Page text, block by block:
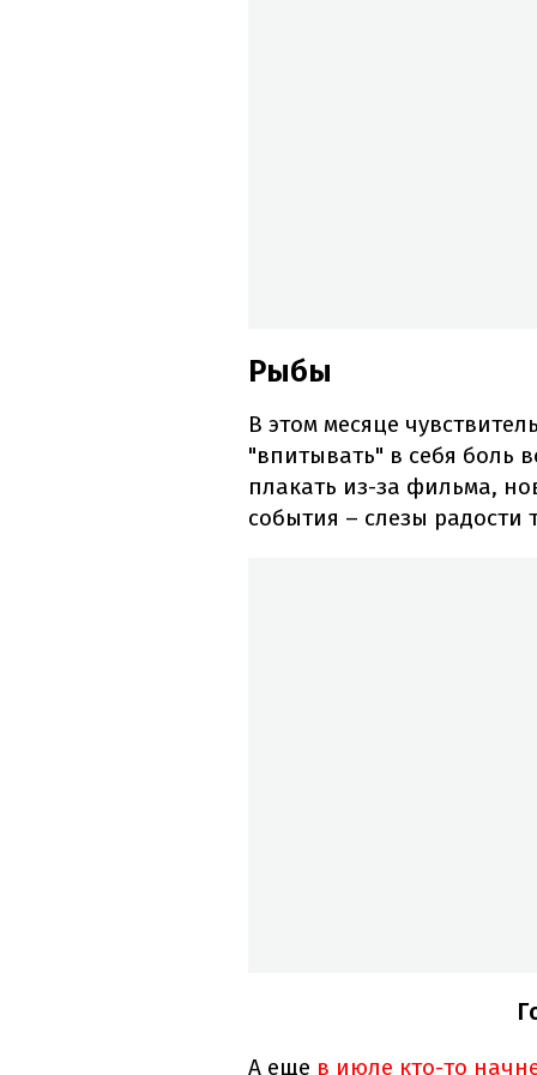
Рыбы
В этом месяце
"впитывать" в себя боль
плакать из-за фильма,
события – слезы радости
А еще в июле кто-то